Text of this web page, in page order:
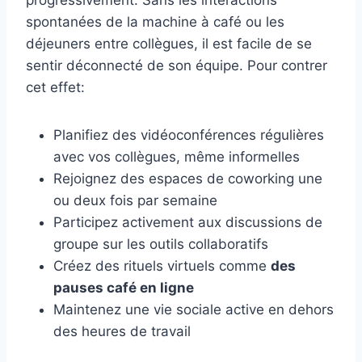
spontanées de la machine à café ou les
déjeuners entre collègues, il est facile de se
sentir déconnecté de son équipe. Pour contrer
cet effet:
Planifiez des vidéoconférences régulières
avec vos collègues, même informelles
Rejoignez des espaces de coworking une
ou deux fois par semaine
Participez activement aux discussions de
groupe sur les outils collaboratifs
Créez des rituels virtuels comme des
pauses café en ligne
Maintenez une vie sociale active en dehors
des heures de travail